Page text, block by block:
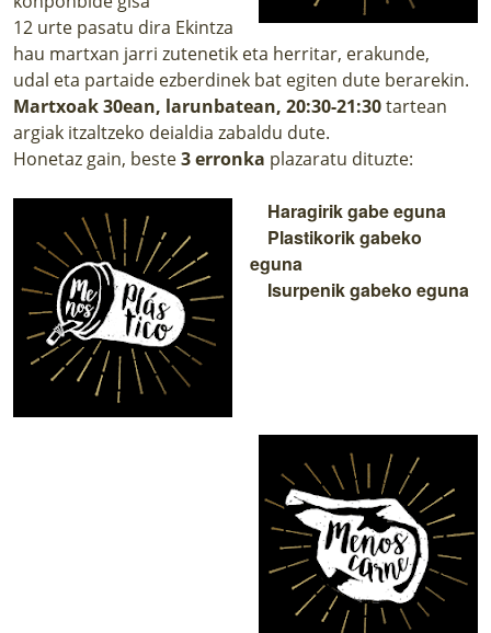
12 urte pasatu dira Ekintza
hau martxan jarri zutenetik eta herritar, erakunde,
udal eta partaide ezberdinek bat egiten dute berarekin.
Martxoak 30ean, larunbatean, 20:30-21:30tartean
argiak itzaltzeko deialdia zabaldu dute.
Honetaz gain, beste3 erronka plazaratu dituzte:
Haragirik gabe eguna
Plastikorik gabeko
eguna
Isurpenik gabeko eguna